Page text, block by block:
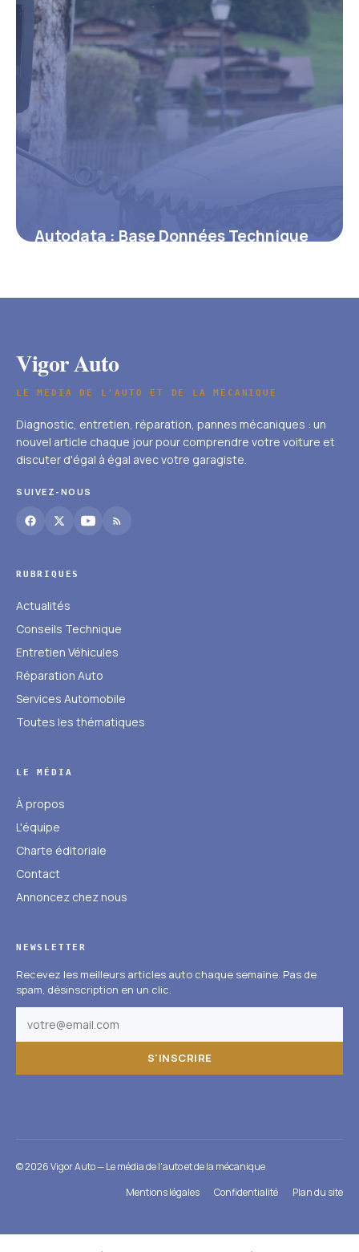
Autodata : Base Données Technique
Vigor Auto
LE MÉDIA DE L'AUTO ET DE LA MÉCANIQUE
Diagnostic, entretien, réparation, pannes mécaniques : un
nouvel article chaque jour pour comprendre votre voiture et
discuter d'égal à égal avec votre garagiste.
SUIVEZ-NOUS
RUBRIQUES
Actualités
Conseils Technique
Entretien Véhicules
Réparation Auto
Services Automobile
Toutes les thématiques
LE MÉDIA
À propos
L'équipe
Charte éditoriale
Contact
Annoncez chez nous
NEWSLETTER
Recevez les meilleurs articles auto chaque semaine. Pas de
spam, désinscription en un clic.
S'INSCRIRE
© 2026 Vigor Auto — Le média de l'auto et de la mécanique
Mentions légales
Confidentialité Plan du site